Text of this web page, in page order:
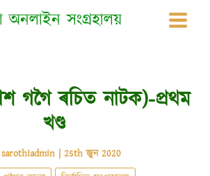
অনলাইন সংগ্ৰহালয়
গগৈ ৰচিত নাটক)-প্ৰথম
খণ্ড
sarothiadmin | 25th জুন 2020